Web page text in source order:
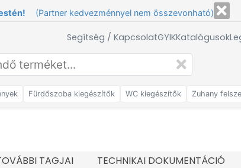
(Partner kedvezménnyel nem összevonható)
Segítség / KapcsolatGYIKKatalógusok
Fürdőszoba kiegészítők WC kiegészítők Zuhany
TAGJAI TECHNIKAI DOKUMENTÁCIÓ